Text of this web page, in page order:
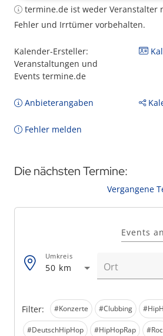
termine.de ist weder Veranstalter
Fehler und Irrtümer vorbehalten.
Kalender-Ersteller:
Veranstaltungen und
Events termine.de
Anbieterangaben
Fehler melden
Die nächsten Termine:
Vergangene
Filter: #Konzerte #Clubbing
#DeutschHipHop #HipHopRap
Events
50 km
Umkreis